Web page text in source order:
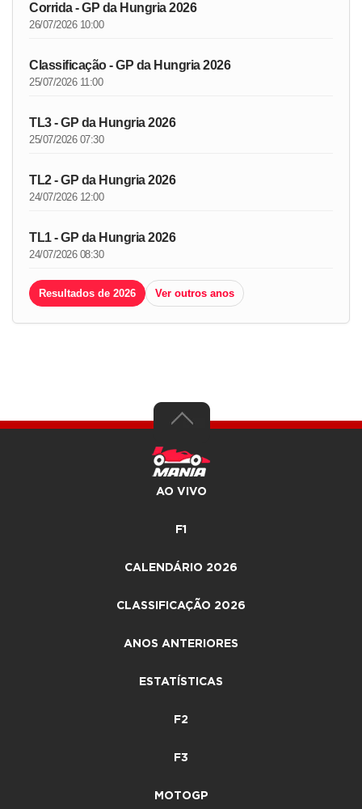
Corrida - GP da Hungria 2026
26/07/2026 10:00
Classificação - GP da Hungria 2026
25/07/2026 11:00
TL3 - GP da Hungria 2026
25/07/2026 07:30
TL2 - GP da Hungria 2026
24/07/2026 12:00
TL1 - GP da Hungria 2026
24/07/2026 08:30
Resultados de 2026 Ver outros anos
AO VIVO
F1
CALENDÁRIO 2026
CLASSIFICAÇÃO 2026
ANOS ANTERIORES
ESTATÍSTICAS
F2
F3
MOTOGP